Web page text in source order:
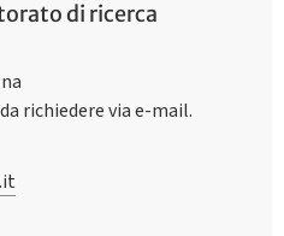
di ricerca
richiedere via e-mail.